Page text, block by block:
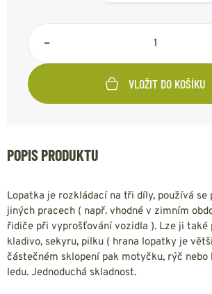
–
VLOŽIT DO KOŠÍKU
POPIS PRODUKTU
Lopatka je rozkládací na tři díly, používá se
jiných pracech ( např. vhodné v zimním
řidiče při vyprošťování vozidla ). Lze ji také
kladivo, sekyru, pilku ( hrana lopatky je
částečném sklopení pak motyčku, rýč
ledu. Jednoduchá skladnost.